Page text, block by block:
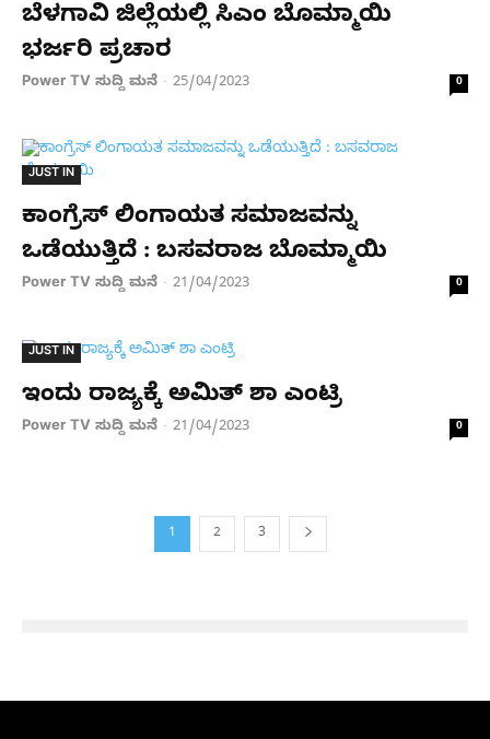
ಬೆಳಗಾವಿ ಜಿಲ್ಲೆಯಲ್ಲಿ ಸಿಎಂ ಬೊಮ್ಮಾಯಿ
ಭರ್ಜರಿ ಪ್ರಚಾರ
Power TV ಸುದ್ದಿ ಮನೆ - 25/04/2023 0
JUST IN
ಕಾಂಗ್ರೆಸ್ ಲಿಂಗಾಯತ ಸಮಾಜವನ್ನು
ಒಡೆಯುತ್ತಿದೆ : ಬಸವರಾಜ ಬೊಮ್ಮಾಯಿ
Power TV ಸುದ್ದಿ ಮನೆ - 21/04/2023 0
JUST IN
ಇಂದು ರಾಜ್ಯಕ್ಕೆ ಅಮಿತ್‌ ಶಾ ಎಂಟ್ರಿ
Power TV ಸುದ್ದಿ ಮನೆ - 21/04/2023 0
1 2 3